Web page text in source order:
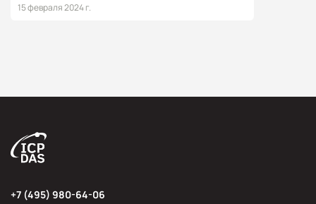
15 февраля 2024 г.
+7 (495) 980-64-06